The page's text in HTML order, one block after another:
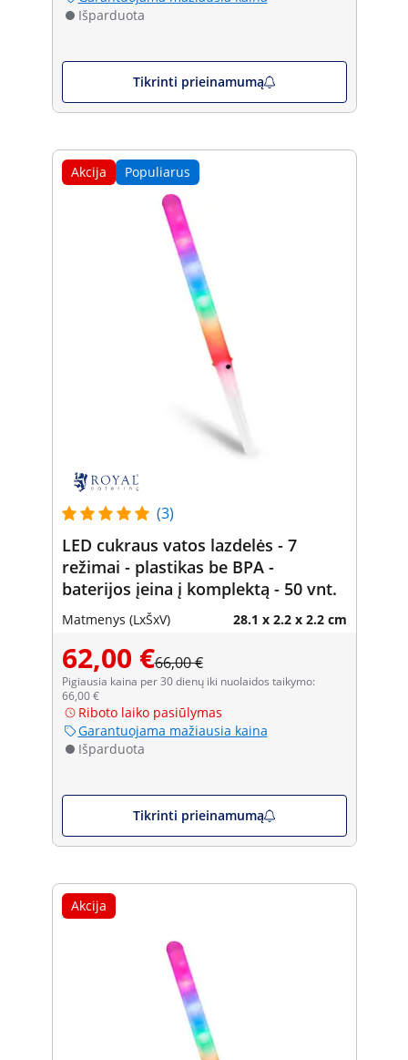
Išparduota
Tikrinti prieinamumą
Akcija Populiarus
(3)
LED cukraus vatos lazdelės - 7
režimai - plastikas be BPA -
baterijos įeina į komplektą - 50 vnt.
Matmenys (LxŠxV) 28.1 x 2.2 x 2.2 cm
62,00 €66,00 €
Pigiausia kaina per 30 dienų iki nuolaidos taikymo:
66,00 €
Riboto laiko pasiūlymas
Garantuojama mažiausia kaina
Išparduota
Tikrinti prieinamumą
Akcija